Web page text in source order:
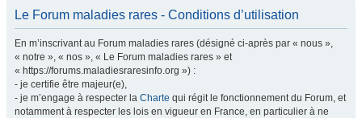
Le Forum maladies rares - Conditions d’utilisation
En m’inscrivant au Forum maladies rares (désigné ci-après par « nous »,
« notre », « nos », « Le Forum maladies rares » et
« https://forums.maladiesraresinfo.org ») :
- je certifie être majeur(e),
- je m’engage à respecter la Charte qui régit le fonctionnement du Forum, et
notamment à respecter les lois en vigueur en France, en particulier à ne